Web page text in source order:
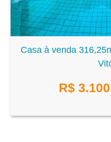
Casa à venda
R$